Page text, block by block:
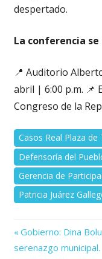
despertado.
La conferencia
📍 Auditorio
abril | 6:00 p.m. 📌
Congreso de la
Casos Real Plaza
Defensoría del
Gerencia de
Patricia Juárez
Navegación
Previous
Post:
Gobierno: Dina
serenazgo municipal.